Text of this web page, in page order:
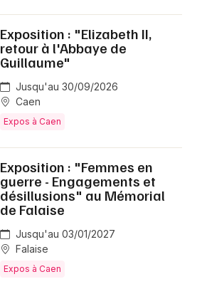
Exposition : "Elizabeth II,
retour à l'Abbaye de
Guillaume"
Jusqu'au 30/09/2026
Caen
Expos à Caen
Exposition : "Femmes en
guerre - Engagements et
désillusions" au Mémorial
de Falaise
Jusqu'au 03/01/2027
Falaise
Expos à Caen